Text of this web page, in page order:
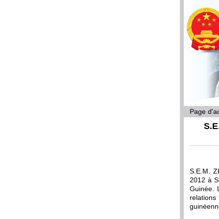
Page
S.E.M.
2012 à
Guinée.
relations